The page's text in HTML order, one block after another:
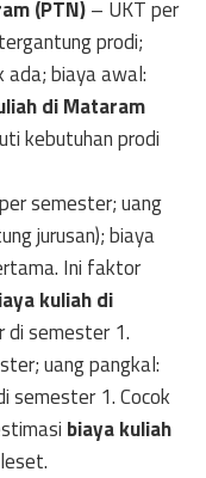
(PTN)– UKT per
prodi;
ada; biaya awal:
di Mataram
kebutuhan prodi
semester; uang
jurusan); biaya
Ini faktor
kuliah di
di semester 1.
uang pangkal:
semester 1. Cocok
biaya kuliah